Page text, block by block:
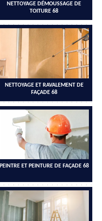
NETTOYAGE DÉMOUSSAGE DE
TOITURE 68
NETTOYAGE ET RAVALEMENT DE
FAÇADE 68
PEINTRE ET PEINTURE DE FAÇADE 68